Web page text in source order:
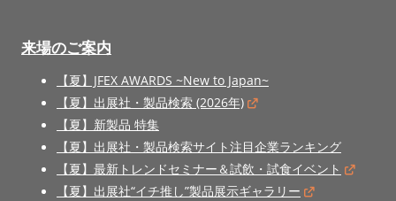
来場のご案内
【夏】JFEX AWARDS ~New to Japan~
【夏】出展社・製品検索 (2026年)
【夏】新製品 特集
【夏】出展社・製品検索サイト注目企業ランキング
【夏】最新トレンドセミナー＆試飲・試食イベント
【夏】出展社“イチ推し”製品展示ギャラリー